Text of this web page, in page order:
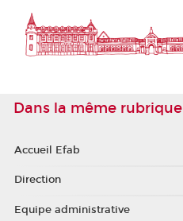
Dans la même rubrique
Accueil Efab
Direction
Equipe administrative